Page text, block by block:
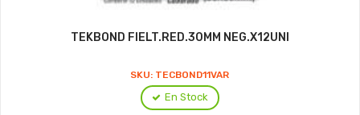
TEKBOND FIELT.RED.30MM NEG.X12UNI
SKU: TECBOND11VAR
En Stock